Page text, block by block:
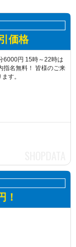
価格
円 15時～22時は
名無料！ 皆様のご来
す。
！